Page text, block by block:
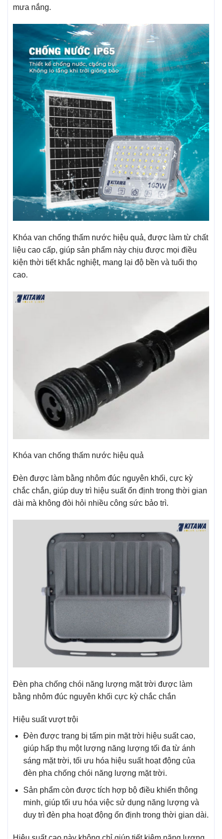
mưa nắng.
Khóa van chống thấm nước hiệu quả, được làm từ chất
liệu cao cấp, giúp sản phẩm này chịu được mọi điều
kiện thời tiết khắc nghiệt, mang lại độ bền và tuổi thọ
cao.
Khóa van chống thấm nước hiệu quả
Đèn được làm bằng nhôm đúc nguyên khối, cực kỳ
chắc chắn, giúp duy trì hiệu suất ổn định trong thời gian
dài mà không đòi hỏi nhiều công sức bảo trì.
Đèn pha chống chói năng lượng mặt trời được làm
bằng nhôm đúc nguyên khối cực kỳ chắc chắn
Hiệu suất vượt trội
Đèn được trang bị tấm pin mặt trời hiệu suất cao,
giúp hấp thụ một lượng năng lượng tối đa từ ánh
sáng mặt trời, tối ưu hóa hiệu suất hoạt động của
đèn pha chống chói năng lượng mặt trời.
Sản phẩm còn được tích hợp bộ điều khiển thông
minh, giúp tối ưu hóa việc sử dụng năng lượng và
duy trì đèn pha hoạt động ổn định trong thời gian dài.